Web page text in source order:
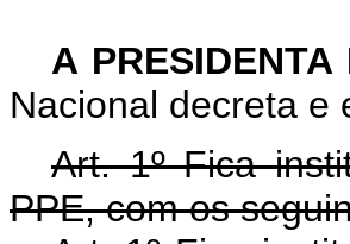
A
Nacional decreta e
Art. 1º Fica
PPE, com os